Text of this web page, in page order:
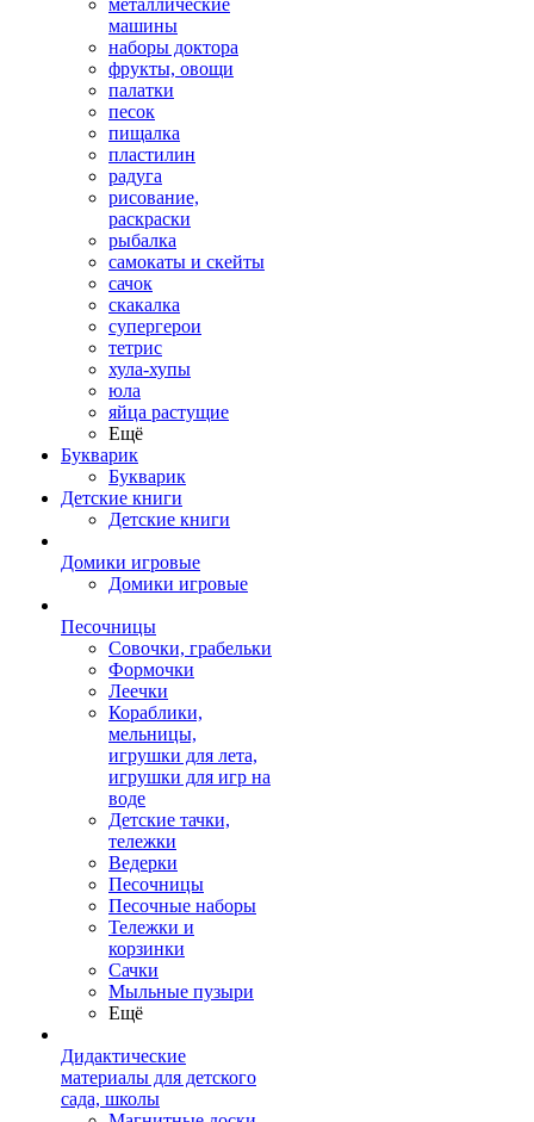
металлические
машины
наборы доктора
фрукты, овощи
палатки
песок
пищалка
пластилин
радуга
рисование,
раскраски
рыбалка
самокаты и скейты
сачок
скакалка
супергерои
тетрис
хула-хупы
юла
яйца растущие
Ещё
Букварик
Букварик
Детские книги
Детские книги
Домики игровые
Домики игровые
Песочницы
Совочки, грабельки
Формочки
Леечки
Кораблики,
мельницы,
игрушки для лета,
игрушки для игр на
воде
Детские тачки,
тележки
Ведерки
Песочницы
Песочные наборы
Тележки и
корзинки
Сачки
Мыльные пузыри
Ещё
Дидактические
материалы для детского
сада, школы